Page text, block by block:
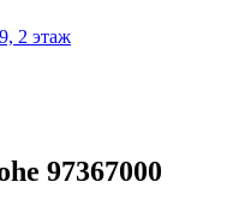
2 этаж
97367000